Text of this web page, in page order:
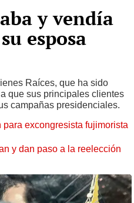
y vendía
esposa
Raíces, que ha sido
que sus principales clientes
campañas presidenciales.
excongresista fujimorista
y dan paso a la reelección